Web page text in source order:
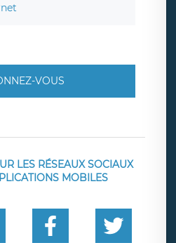
VOUS
LES RÉSEAUX SOCIAUX
MOBILES